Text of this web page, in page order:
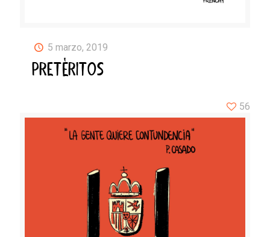
5 marzo, 2019
PRETÉRITOS
56